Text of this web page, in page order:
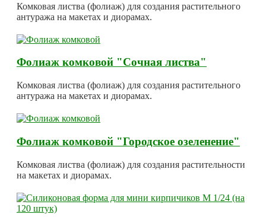
Комковая листва (фолиаж) для создания растительного
антуража на макетах и диорамах.
Фолиаж комковой "Сочная листва"
Комковая листва (фолиаж) для создания растительного
антуража на макетах и диорамах.
Фолиаж комковой "Городское озеленение"
Комковая листва (фолиаж) для создания растительности
на макетах и диорамах.